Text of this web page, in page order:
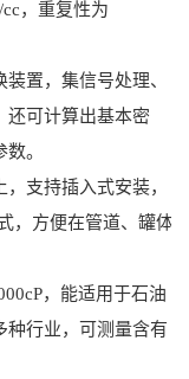
，重复性为
置，集信号处理、
还可计算出基本密
。
支持插入式安装，
，方便在管道、罐体
，能适用于石油
种行业，可测量含有